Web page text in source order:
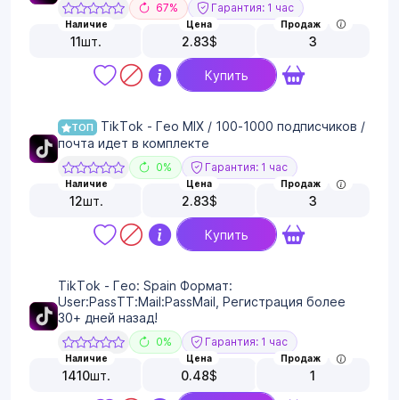
67% Гарантия: 1 час
Наличие
11шт.
Цена
2.83$
Продаж
3
Купить
ТОП
TikTok - Гео MIX / 100-1000 подписчиков /
почта идет в комплекте
0% Гарантия: 1 час
Наличие
12шт.
Цена
2.83$
Продаж
3
Купить
TikTok - Гео: Spain Формат:
User:PassTT:Mail:PassMail, Регистрация более
30+ дней назад!
0% Гарантия: 1 час
Наличие
1410шт.
Цена
0.48$
Продаж
1